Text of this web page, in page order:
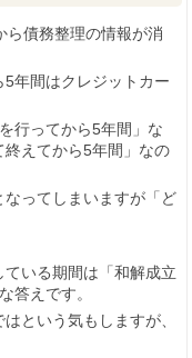
ら債務整理の情報が消
年間はクレジットカー
行ってから5年間」な
えてから5年間」なの
ってしまいますが「ど
いる期間は「和解成立
答えです。
という気もしますが、